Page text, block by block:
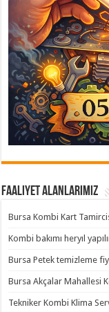
Faaliyet Alanlarımız
Bursa Kombi Kart
Kombi bakımı heryıl
Bursa Petek temizleme
Bursa Akçalar Mahallesi
Tekniker Kombi Klima